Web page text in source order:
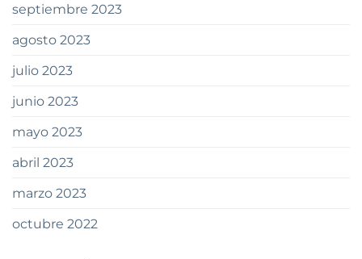
septiembre 2023
agosto 2023
julio 2023
junio 2023
mayo 2023
abril 2023
marzo 2023
octubre 2022